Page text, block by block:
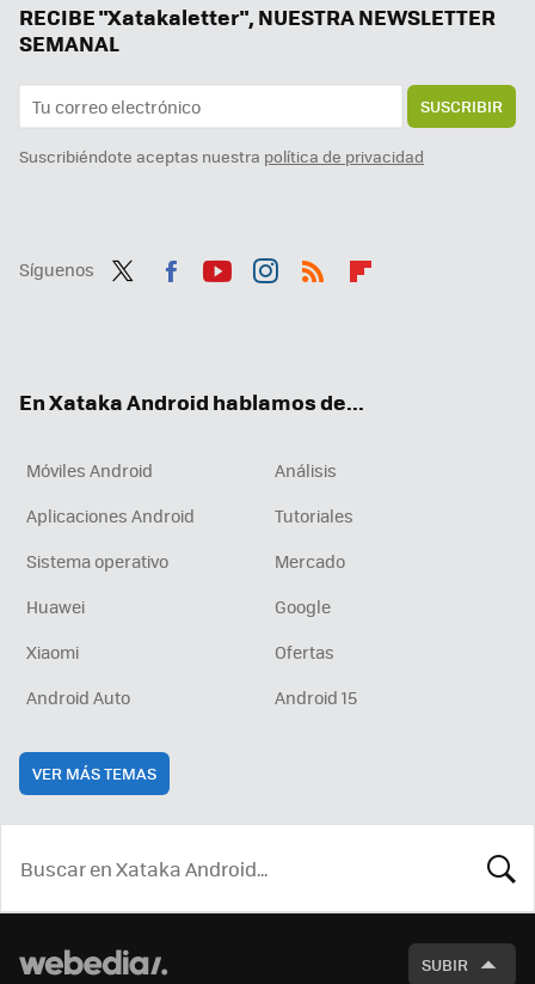
RECIBE "Xatakaletter", NUESTRA NEWSLETTER
SEMANAL
SUSCRIBIR
Suscribiéndote aceptas nuestra política de privacidad
Síguenos
En Xataka Android hablamos de...
Móviles Android
Análisis
Aplicaciones Android
Tutoriales
Sistema operativo
Mercado
Huawei
Google
Xiaomi
Ofertas
Android Auto
Android 15
VER MÁS TEMAS
SUBIR